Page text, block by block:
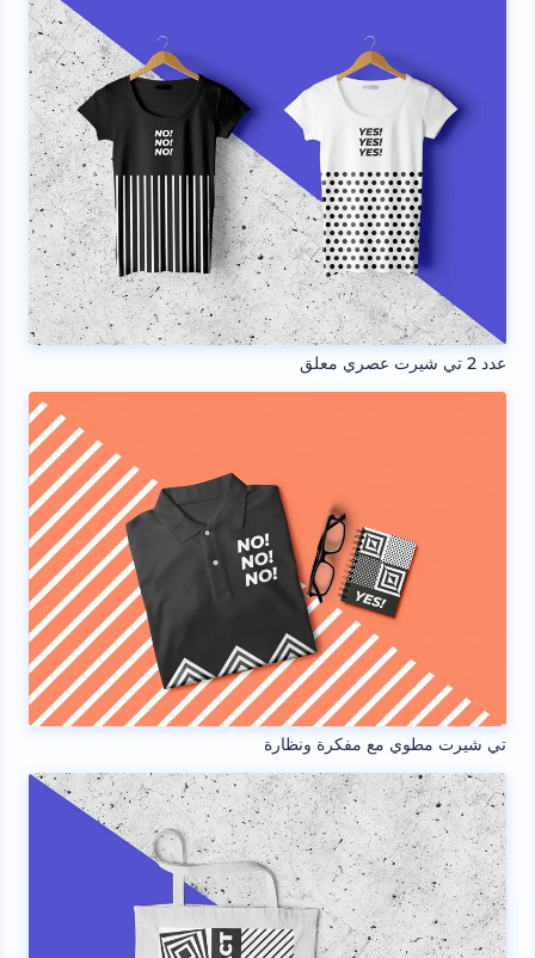
عدد 2 تي شيرت عصري معلق
تي شيرت مطوي مع مفكرة ونظارة